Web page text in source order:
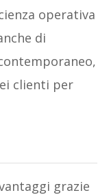
operativa
di
clienti per
grazie